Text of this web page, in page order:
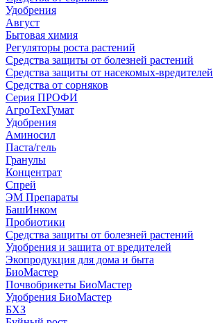
Удобрения
Август
Бытовая химия
Регуляторы роста растений
Средства защиты от болезней растений
Средства защиты от насекомых-вредителей
Средства от сорняков
Серия ПРОФИ
АгроТехГумат
Удобрения
Аминосил
Паста/гель
Гранулы
Концентрат
Спрей
ЭМ Препараты
БашИнком
Пробиотики
Средства защиты от болезней растений
Удобрения и защита от вредителей
Экопродукция для дома и быта
БиоМастер
Почвобрикеты БиоМастер
Удобрения БиоМастер
БХЗ